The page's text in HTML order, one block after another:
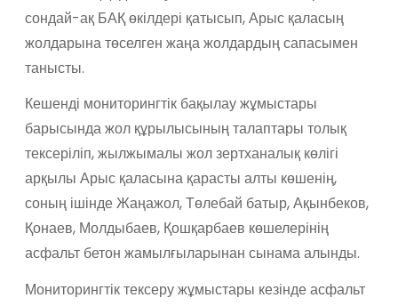
сондай-ақ БАҚ өкілдері қатысып, Арыс қаласың
жолдарына төселген жаңа жолдардың сапасымен
танысты.
Кешенді мониторингтік бақылау жұмыстары
барысында жол құрылысының талаптары толық
тексеріліп, жылжымалы жол зертханалық көлігі
арқылы Арыс қаласына қарасты алты көшенің,
соның ішінде Жаңажол, Төлебай батыр, Ақынбеков,
Қонаев, Молдыбаев, Қошқарбаев көшелерінің
асфальт бетон жамылғыларынан сынама алынды.
Мониторингтік тексеру жұмыстары кезінде асфальт